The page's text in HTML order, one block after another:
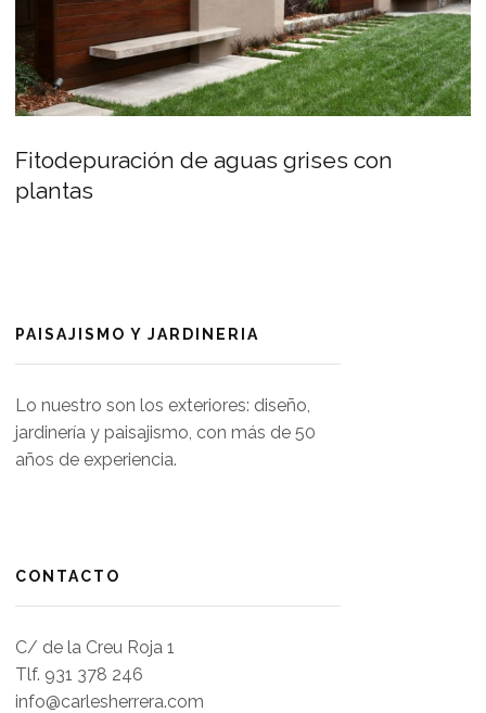
Fitodepuración de aguas grises con
plantas
PAISAJISMO Y JARDINERIA
Lo nuestro son los exteriores: diseño,
jardinería y paisajismo, con más de 50
años de experiencia.
CONTACTO
C/ de la Creu Roja 1
Tlf. 931 378 246
info@carlesherrera.com